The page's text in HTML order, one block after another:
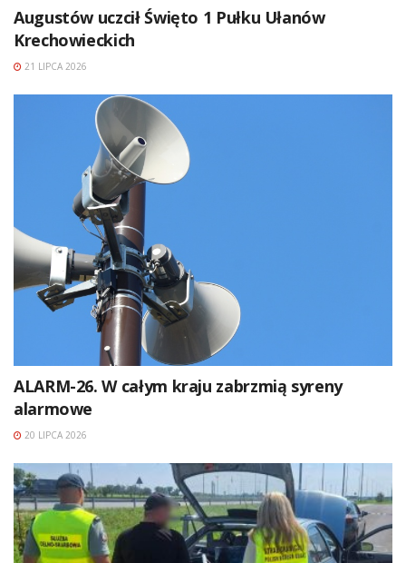
Augustów uczcił Święto 1 Pułku Ułanów
Krechowieckich
21 LIPCA 2026
ALARM-26. W całym kraju zabrzmią syreny
alarmowe
20 LIPCA 2026